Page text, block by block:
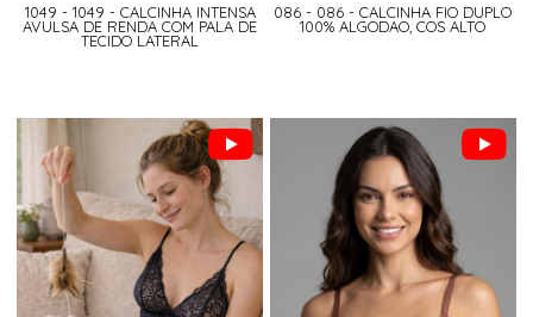
1049 - 1049 - CALCINHA INTENSA
AVULSA DE RENDA COM PALA DE
TECIDO LATERAL
086 - 086 - CALCINHA FIO DUPLO
100% ALGODAO, COS ALTO